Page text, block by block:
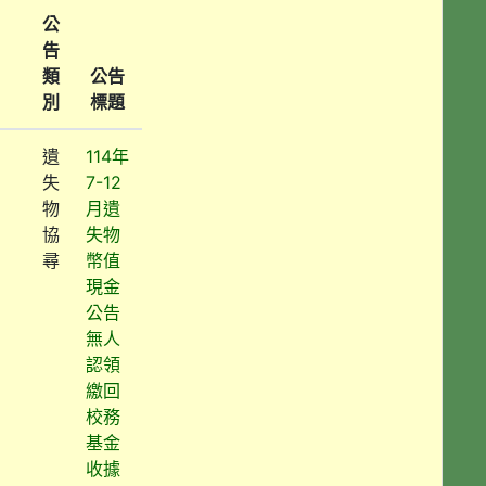
公
告
類
別
公告
標題
遺
失
物
協
尋
114年
7-12
月遺
失物
幣值
現金
公告
無人
認領
繳回
校務
基金
收據